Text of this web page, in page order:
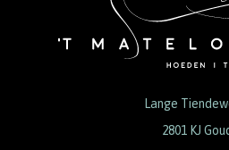
Lange
2801 KJ